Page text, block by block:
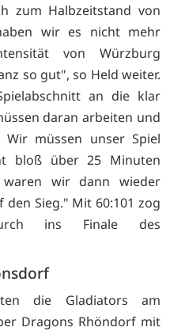
zum Halbzeitstand von
wir es nicht mehr
von Würzburg
so gut", so Held weiter.
an die klar
daran arbeiten und
müssen unser Spiel
bloß über 25 Minuten
wir dann wieder
den Sieg." Mit 60:101 zog
ins Finale des
die Gladiators am
Dragons Rhöndorf mit